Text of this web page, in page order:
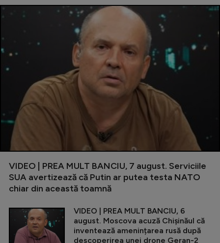
VIDEO | PREA MULT BANCIU, 7 august. Serviciile
SUA avertizează că Putin ar putea testa NATO
chiar din această toamnă
VIDEO | PREA MULT BANCIU, 6
august. Moscova acuză Chișinăul că
inventează amenințarea rusă după
descoperirea unei drone Geran-2